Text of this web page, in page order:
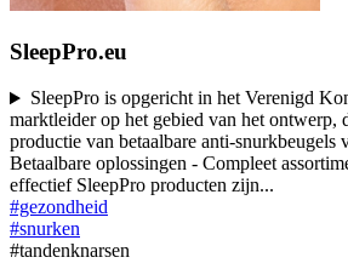
SleepPro.eu
SleepPro is opgericht in het Verenigd
marktleider op het gebied van het ontwerp,
productie van betaalbare anti-snurkbeugels
Betaalbare oplossingen - Compleet
effectief SleepPro producten zijn...
#gezondheid
#snurken
#tandenknarsen